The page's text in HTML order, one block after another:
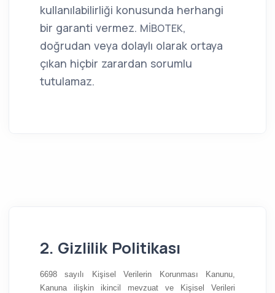
kullanılabilirliği konusunda herhangi
bir garanti vermez. MİBOTEK,
doğrudan veya dolaylı olarak ortaya
çıkan hiçbir zarardan sorumlu
tutulamaz.
2. Gizlilik Politikası
6698 sayılı Kişisel Verilerin Korunması Kanunu,
Kanuna ilişkin ikincil mevzuat ve Kişisel Verileri